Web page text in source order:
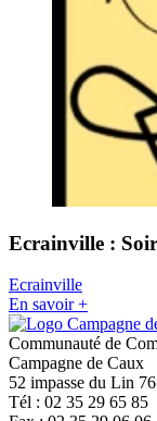
Ecrainville :
Ecrainville
En savoir +
Communauté de
Campagne de Caux
52 impasse du Lin
Tél : 02 35 29 65 85